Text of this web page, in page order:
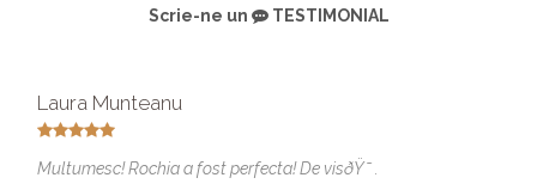
Scrie-ne un TESTIMONIAL
Laura Munteanu
Multumesc! Rochia a fost perfecta! De visðŸ˜ .